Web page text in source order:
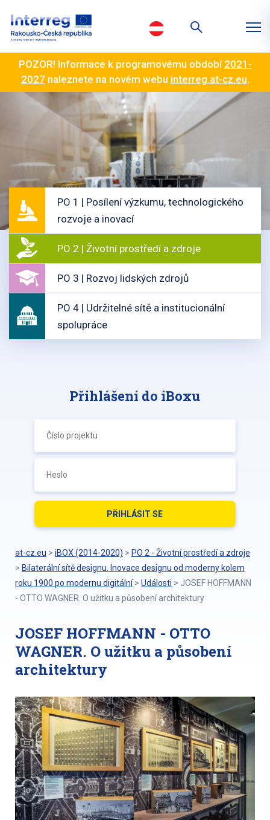
POZOR! Informace k programovému období 2021-
2027 naleznete na novém webu interreg.at-cz.eu.
PO 1 | Posílení výzkumu, technologického
rozvoje a inovací
PO 2 | Životní prostředí a zdroje
PO 3 | Rozvoj lidských zdrojů
PO 4 | Udržitelné sítě a institucionální
spolupráce
Přihlášení do iBoxu
at-cz.eu > iBOX (2014-2020) > PO 2 - Životní prostředí a zdroje
> Bilaterální sítě designu. Inovace designu od moderny kolem
roku 1900 po modernu digitální > Události > JOSEF HOFFMANN
- OTTO WAGNER. O užitku a působení architektury
JOSEF HOFFMANN - OTTO
WAGNER. O užitku a působení
architektury